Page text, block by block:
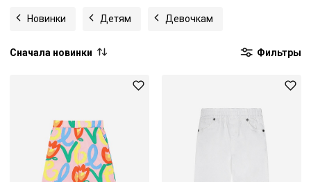
Новинки Детям Девочкам
Сначала новинки Фильтры